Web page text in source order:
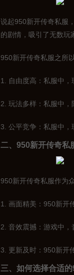
说起950新开传奇私服
的剧情，吸引了无数玩
950新开传奇私服之所
1. 自由度高：私服中，
2. 玩法多样：私服中，
3. 公平竞争：私服中，
二、950新开传奇私
950新开传奇私服作为
1. 画面精美：950新开
2. 音效震撼：游戏中，
3. 更新及时：950新开
三、如何选择合适